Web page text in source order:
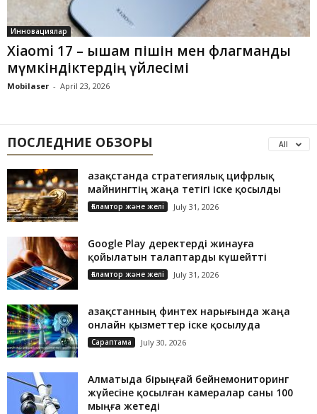
Инновациялар
Xiaomi 17 – ықшам пішін мен флагмандық
мүмкіндіктердің үйлесімі
Mobilaser - April 23, 2026
ПОСЛЕДНИЕ ОБЗОРЫ All
Қазақстанда стратегиялық цифрлық
майнингтің жаңа тетігі іске қосылды
Ғаламтор және желі July 31, 2026
Google Play деректерді жинауға
қойылатын талаптарды күшейтті
Ғаламтор және желі July 31, 2026
Қазақстанның финтех нарығында жаңа
онлайн қызметтер іске қосылуда
Сараптама July 30, 2026
Алматыда бірыңғай бейнемониторинг
жүйесіне қосылған камералар саны 100
мыңға жетеді